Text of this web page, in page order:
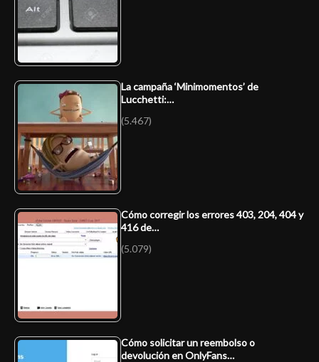
La campaña ‘Minimomentos’ de
Lucchetti:…
(5.467)
Cómo corregir los errores 403, 204, 404 y
416 de…
(5.079)
Cómo solicitar un reembolso o
devolución en OnlyFans…